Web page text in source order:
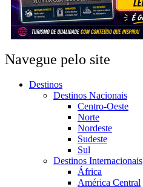
Navegue pelo site
Destinos
Destinos Nacionais
Centro-Oeste
Norte
Nordeste
Sudeste
Sul
Destinos Internacionais
África
América Central